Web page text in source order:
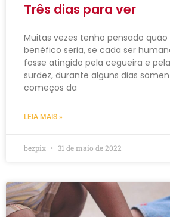
Três dias para ver
Muitas vezes tenho pensado quão
benéfico seria, se cada ser
fosse atingido pela cegueira e pela
surdez, durante alguns dias
começos da
LEIA MAIS »
bezpix 31 de maio de 2022